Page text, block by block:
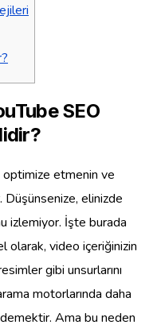
SEO
optimize etmenin ve
Düşünsenize, elinizde
izlemiyor. İşte burada
olarak, video içeriğinizin
gibi unsurlarını
motorlarında daha
demektir. Ama bu neden